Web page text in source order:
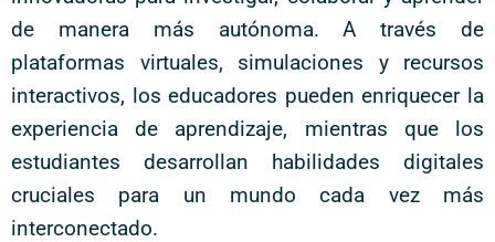
de manera más autónoma. A través de
plataformas virtuales, simulaciones y recursos
interactivos, los educadores pueden enriquecer la
experiencia de aprendizaje, mientras que los
estudiantes desarrollan habilidades digitales
cruciales para un mundo cada vez más
interconectado.